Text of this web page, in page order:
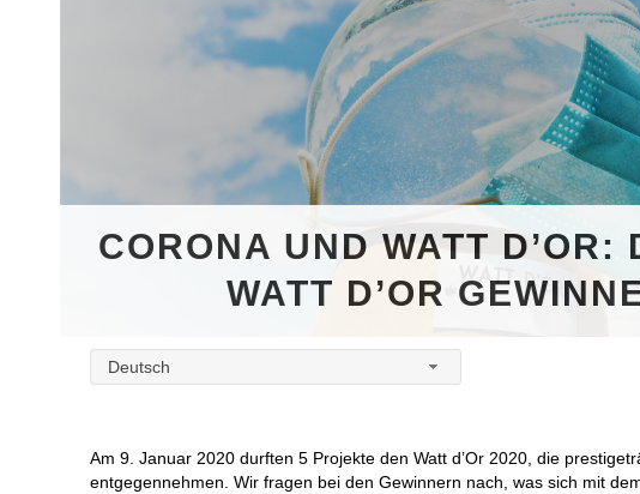
CORONA UND WATT
WATT D’OR
Deutsch
Am 9. Januar 2020 durften 5 Projekte den Watt d’Or 2020, die
entgegennehmen. Wir fragen bei den Gewinnern nach, was sich mit